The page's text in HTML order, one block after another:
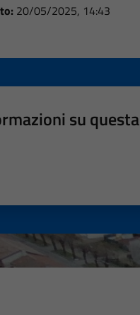
20/05/2025, 14:43
su questa